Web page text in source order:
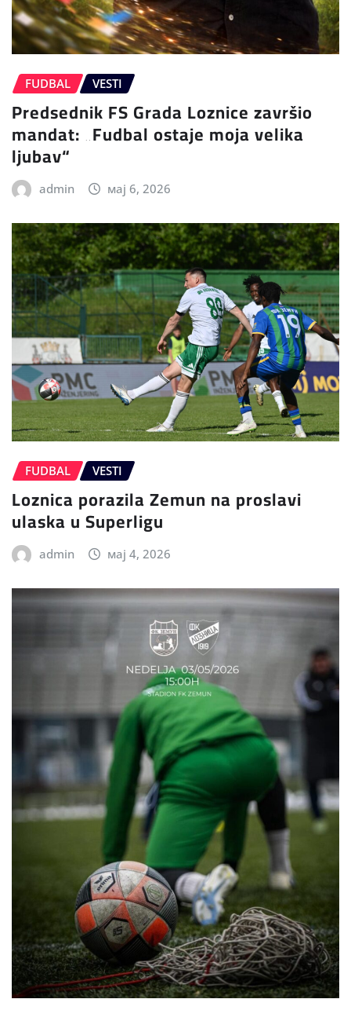
FUDBAL VESTI
Predsednik FS Grada Loznice završio
mandat: „Fudbal ostaje moja velika
ljubav“
admin мај 6, 2026
FUDBAL VESTI
Loznica porazila Zemun na proslavi
ulaska u Superligu
admin мај 4, 2026